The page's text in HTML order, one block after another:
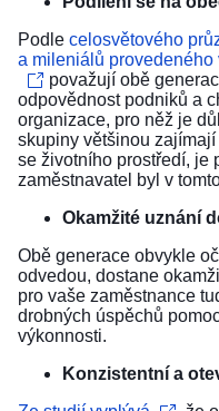
Podle celosvětového
a mileniálů
považují obě
odpovědnost podniků a
organizace, pro něž je
skupiny většinou
se životního prostředí, je
zaměstnavatel byl v
Okamžité uznání
Obě generace obvykle
odvedou, dostane
pro vaše zaměstnance
drobných úspěchů
výkonnosti.
Konzistentní a